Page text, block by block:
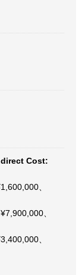
Cost:
、
、
、